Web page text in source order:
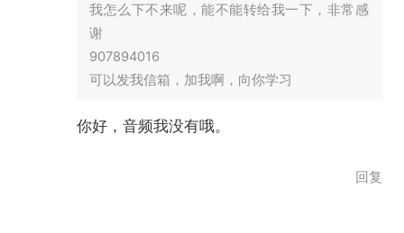
我怎么下不来呢，能不能转给我一下，非常感
谢
907894016
可以发我信箱，加我啊，向你学习
你好，音频我没有哦。
回复